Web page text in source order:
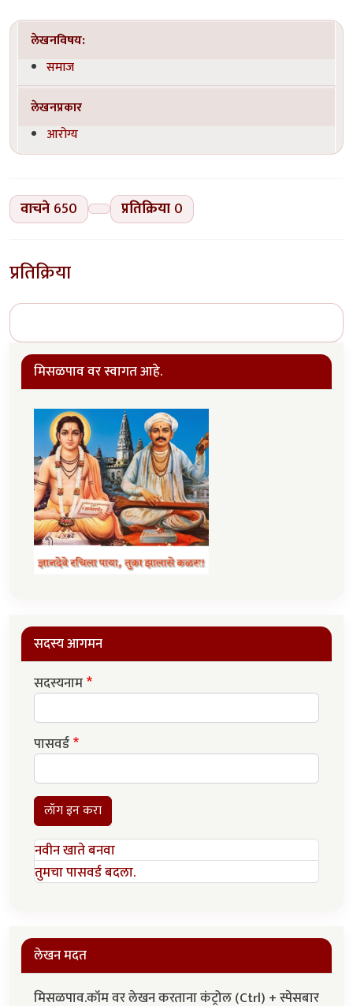
लेखनविषय:
समाज
लेखनप्रकार
आरोग्य
वाचने 650 प्रतिक्रिया 0
प्रतिक्रिया
मिसळपाव वर स्वागत आहे.
सदस्य आगमन
सदस्यनाम
पासवर्ड
लॉग इन करा
नवीन खाते बनवा
तुमचा पासवर्ड बदला.
लेखन मदत
मिसळपाव.कॉम वर लेखन करताना कंट्रोल (Ctrl) + स्पेसबार